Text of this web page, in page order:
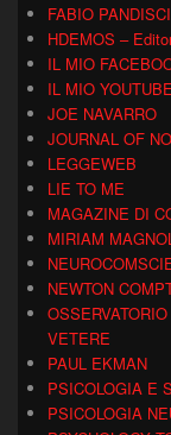
FABIO
HDEMOS –
IL MIO
IL MIO YOUTUBE
JOE NAVARRO
JOURNAL OF
LEGGEWEB
LIE TO ME
MAGAZINE DI
MIRIAM
NEWTON
VETERE
PAUL EKMAN
PSICOLOGIA E
PSICOLOGIA